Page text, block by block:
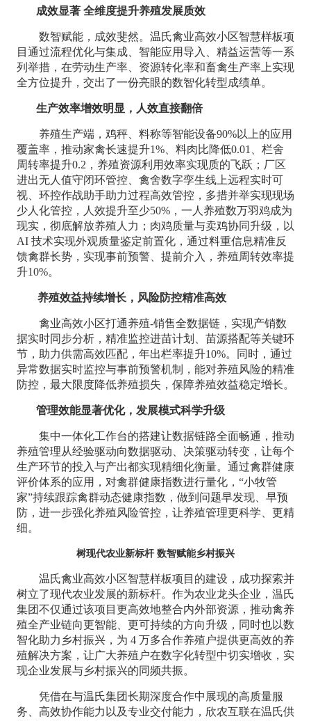
成效显著 全维度提升养殖发展质效
数智赋能，成效斐然。温氏禽业高效小区智慧样板项
目通过流程优化与集成、智能应用导入、精益运营等一系
列举措，在劳动生产率、资源转化率和畜禽生产率上实现
全方位提升，交出了一份亮眼的数智化转型成绩单。
生产效率增效明显，人效直接翻倍
养殖生产端，鸡秤、料称等智能设备90%以上的应用
覆盖率，推动家禽长速提升1%、料肉比降低0.01、栏舍
周转率提升0.2，养殖资源利用效率实现质的飞跃；厂区
进出无人值守闭环管控、禽舍数字孪生线上远程实时可
视、环控作战助手助力过程高效管控，多措并举实现现场
少人化管控，人效提升至少50%，一人养殖数万羽鸡成为
现实，彻底解放养殖人力；肉鸡质量与卖鸡协同升级，以
AI 技术实现外观质量鉴定前置化，通过料重信息精准反
馈禽群长势，实现事前预警、提前介入，养殖周转效率提
升10%。
养殖效益持续增长，风险防控精准高效
禽业高效小区打通养殖-销售全数据链，实现产销数
据实时同步分析，精准监控进苗计划、苗源搭配等关键环
节，助力供需高效匹配，年出栏率提升10%。同时，通过
异常数据实时监控与事前预警机制，能对养殖风险的精准
防控，最大限度降低养殖损失，保障养殖效益稳定增长。
管理效能显著优化，发展模式科学升级
集中一体化工作台的搭建让数据链路全面畅通，推动
养殖管理从经验驱动向数据驱动、决策驱动转变，让每个
生产环节的投入与产出都实现精细化衡量。通过禽群健康
评价体系的应用，对禽群健康指数进行量化，“小牧管
家”持续跟踪禽群动态健康指数，做到问题早发现、早预
防，进一步强化养殖风险管控，让养殖管理更科学、更精
细。
树现代农业新标杆 数智赋能乡村振兴
温氏禽业高效小区智慧样板项目的建设，成功探索并
树立了现代农业发展的新标杆。作为农业龙头企业，温氏
集团不仅通过该项目更高效地整合内外部资源，推动禽养
殖全产业链向更智能、更可持续的方向升级，同时也以数
智化助力乡村振兴，为 4 万多合作养殖户提供更高效的养
殖解决方案，让广大养殖户在数字化转型中切实增收，实
现企业发展与乡村振兴的同频共振。
凭借在与温氏集团长期深度合作中展现的高质量服
务、高效协作能力以及专业交付能力，欣农互联在温氏供